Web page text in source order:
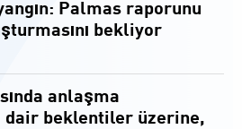
Palmas raporunu
bekliyor
anlaşma
dair beklentiler üzerine,